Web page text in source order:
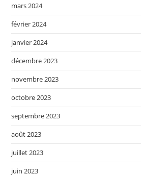
mars 2024
février 2024
janvier 2024
décembre 2023
novembre 2023
octobre 2023
septembre 2023
août 2023
juillet 2023
juin 2023